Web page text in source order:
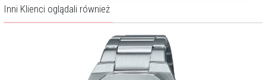
Inni Klienci oglądali również